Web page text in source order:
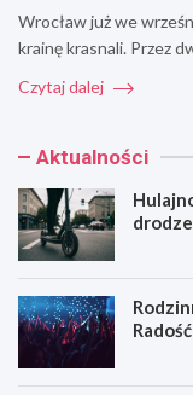
Wrocław już we
krainę krasnali. Przez
Czytaj dalej
Aktualności